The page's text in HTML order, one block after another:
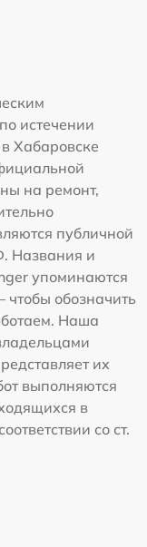
истечении
Хабаровске
на ремонт,
публичной
Названия и
упоминаются
обозначить
Наша
их
выполняются
в
со ст.